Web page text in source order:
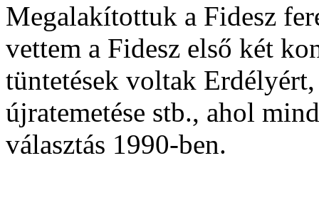
Megalakítottuk a Fidesz
vettem a Fidesz első két
tüntetések voltak
újratemetése stb., ahol
választás 1990-ben.